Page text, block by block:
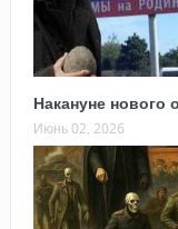
Накануне нового
Июнь 02, 2026